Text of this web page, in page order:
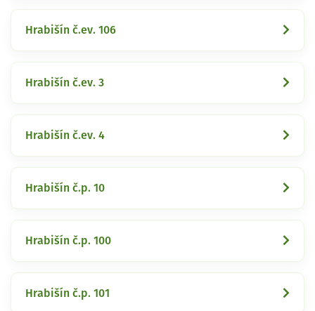
Hrabišín č.ev. 106
Hrabišín č.ev. 3
Hrabišín č.ev. 4
Hrabišín č.p. 10
Hrabišín č.p. 100
Hrabišín č.p. 101